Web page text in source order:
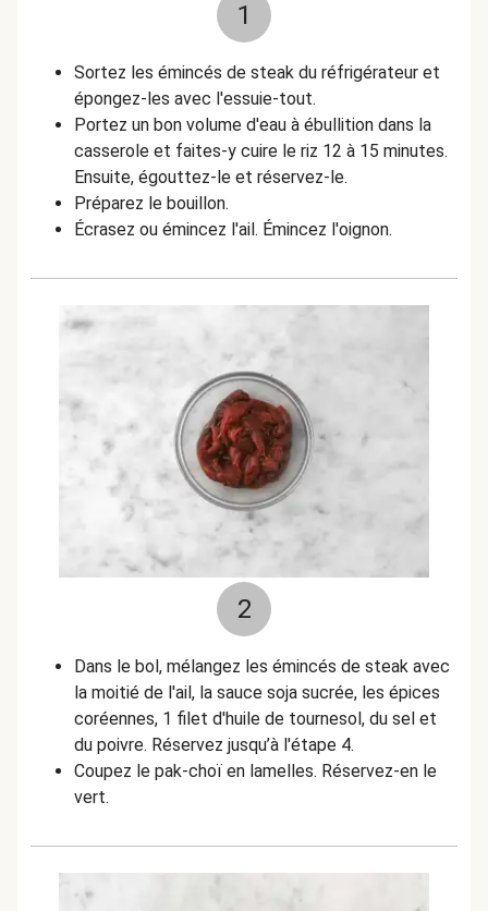
1
Sortez les émincés de steak du réfrigérateur et
épongez-les avec l'essuie-tout.
Portez un bon volume d'eau à ébullition dans la
casserole et faites-y cuire le riz 12 à 15 minutes.
Ensuite, égouttez-le et réservez-le.
Préparez le bouillon.
Écrasez ou émincez l'ail. Émincez l'oignon.
2
Dans le bol, mélangez les émincés de steak avec
la moitié de l'ail, la sauce soja sucrée, les épices
coréennes, 1 filet d'huile de tournesol, du sel et
du poivre. Réservez jusqu’à l'étape 4.
Coupez le pak-choï en lamelles. Réservez-en le
vert.